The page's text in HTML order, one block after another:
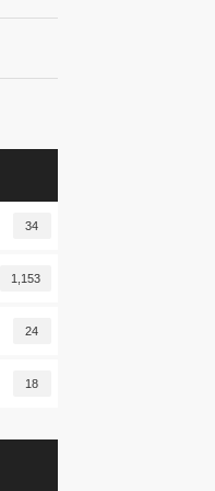
34
1,153
24
18